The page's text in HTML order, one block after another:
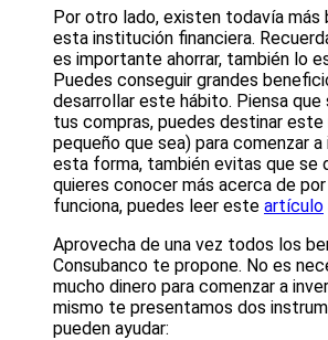
Por otro lado, existen todavía más
esta institución financiera.
es importante ahorrar, también lo
Puedes conseguir grandes
desarrollar este hábito. Piensa que
tus compras, puedes destinar
pequeño que sea) para comenzar a
esta forma, también evitas que se
quieres conocer más acerca de
funciona, puedes leer este artículo
Aprovecha de una vez todos los
Consubanco te propone. No es
mucho dinero para comenzar a
mismo te presentamos dos
pueden ayudar: